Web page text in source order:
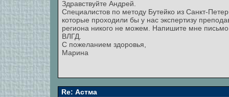
Здравствуйте Андрей.
Специалистов по методу Бутейко из Санкт-
которые проходили бы у нас экспертизу
региона никого не можем. Напишите мне
ВЛГД.
С пожеланием здоровья,
Марина
Re: Астма